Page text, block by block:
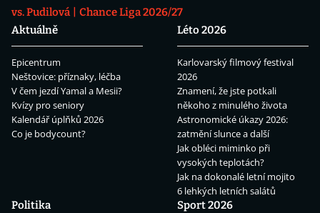
vs. Pudilová
Chance Liga 2026/27
Aktuálně
Epicentrum
Neštovice: příznaky, léčba
V čem jezdí Yamal a Mesii?
Kvízy pro seniory
Kalendář úplňků 2026
Co je bodycount?
Léto 2026
Karlovarský filmový festival
2026
Znamení, že jste potkali
někoho z minulého života
Astronomické úkazy 2026:
zatmění slunce a další
Jak obléci miminko při
vysokých teplotách?
Jak na dokonalé letní mojito
6 lehkých letních salátů
Politika
Sport 2026